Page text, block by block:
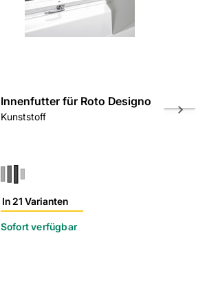
Innenfutter für Roto Designo
Kunststoff
In 21 Varianten
Sofort verfügbar
Kunststoff